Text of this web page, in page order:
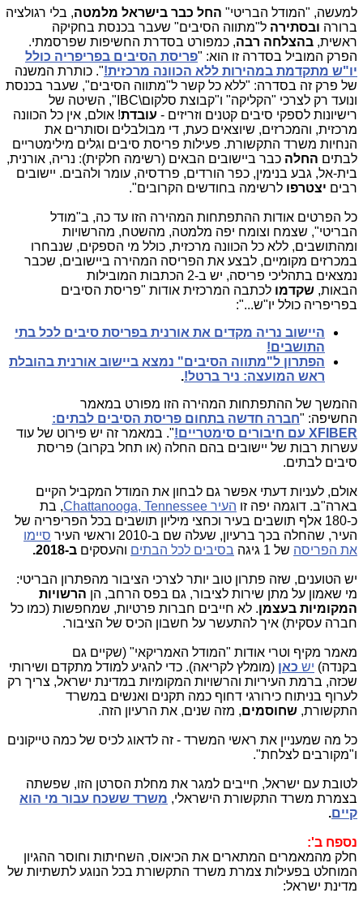
למעשה, "המודל הבריטי" החל כבר בישראל מלמטה, בלי רגולציה
ברורה ובסתירה ל"מתווה הסיבים" שעבר בכנסת בחקיקה
ראשית, בהצלחה רבה, כמפורט בסדרת החשיפות שפרסמתי.
הפרק המוביל בסדרה זו הוא: "פריסת הסיבים בפריפריה כולל
יו"ש מתקדמת במהירות ללא הכוונה מרכזית!". כותרת המשנה
של פרק זה בסדרה: "ללא כל קשר ל"מתווה הסיבים", שעבר בכנסת
ונועד רק לצרכי "הקליקה" ו"קבוצת סלקום\IBC", השיטה של
רישיונות לספקי סיבים קטנים וזריזים - עובדת! אולם, אין כל הכוונה
מרכזית, והמכרזים, שיוצאים כעת, די מבולבלים וסותרים את
הנחיות משרד התקשורת. פעילות פריסת סיבים וגלים מילימטריים
לבתים החלה כבר ביישובים הבאים (רשימה חלקית): נריה, אורנית,
בית-אל, גבע בנימין, כפר הורדים, פרדסיה, עומר ולהבים. יישובים
רבים יצטרפו לרשימה בחודשים הקרובים".
כל הפרטים אודות ההתפתחות המהירה הזו עד כה, ב"מודל
הבריטי", שצמח וצומח יפה מלמטה, מהשטח, מהרשויות
ומהתושבים, ללא כל הכוונה מרכזית, כולל מי הספקים, שנבחרו
במכרזים מקומיים, לבצע את הפריסה המהירה ביישובים, שכבר
נמצאים בתהליכי פריסה, יש ב-2 הכתבות המובילות
הבאות, שקדמו לכתבה המרכזית אודות "פריסת הסיבים
בפריפריה כולל יו"ש...":
היישוב נריה מקדים את אורנית בפריסת סיבים לכל בתי
התושבים!
הפתרון ל"מתווה הסיבים" נמצא ביישוב אורנית בהובלת
ראש המועצה: ניר ברטל!.
ההמשך של ההתפתחות המהירה הזו מפורט במאמר
החשיפה: "חברה חדשה בתחום פריסת הסיבים לבתים:
XFIBER עם חיבורים סימטריים!
". במאמר זה יש פירוט של עוד
עשרות רבות של יישובים בהם החלה (או תחל בקרוב) פריסת
סיבים לבתים.
אולם, לעניות דעתי אפשר גם לבחון את המודל המקביל הקיים
בארה"ב. דוגמה יפה זו העיר Chattanooga, Tennessee
, בת
כ-180 אלף תושבים בעיר וכחצי מיליון תושבים בכל הפריפריה של
העיר, שהחלה בכך ברעיון, שעלה שם ב-2010 וראשי העיר
סיימו
את הפריסה של 1 גיגה בסיבים לכל הבתים והעסקים ב-2018.
יש הטוענים, שזה פתרון טוב יותר לצרכי הציבור מהפתרון הבריטי:
מי שאמון על מתן שירות לציבור, גם בפס הרחב, הן הרשויות
המקומיות בעצמן. לא חייבים חברות פרטיות, שמחפשות (כמו כל
חברה עסקית) איך להתעשר על חשבון הכיס של הציבור.
מאמר מקיף וטרי אודות "המודל האמריקאי" (שקיים גם
בקנדה) יש כאן (מומלץ לקריאה). כדי להגיע למודל מתקדם ושירותי
שכזה, ברמת העיריות והרשויות המקומיות במדינת ישראל, צריך רק
לערוף בניתוח כירורגי דחוף כמה תקנים ואנשים במשרד
התקשורת, שחוסמים, מזה שנים, את הרעיון הזה.
כל מה שמעניין את ראשי המשרד - זה לדאוג לכיס של כמה טייקונים
ו"מקורבים לצלחת".
לטובת עם ישראל, חייבים למגר את מחלת הסרטן הזו, שפשתה
בצמרת משרד התקשורת הישראלי, משרד ששכח עבור מי הוא
קיים.
נספח ב':
חלק מהמאמרים המתארים את הכיאוס, השחיתות וחוסר ההגיון
המוחלט בפעילות צמרת משרד התקשורת בכל הנוגע לתשתיות של
מדינת ישראל: